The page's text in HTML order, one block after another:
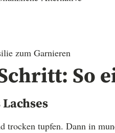
zum Garnieren
So
trocken tupfen. Dann in